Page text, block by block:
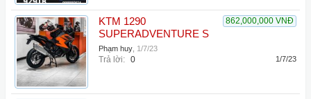
862,000,000 VNĐ
KTM 1290
SUPERADVENTURE S
Phạm huy 1/7/23
Trả lời: 0 1/7/23